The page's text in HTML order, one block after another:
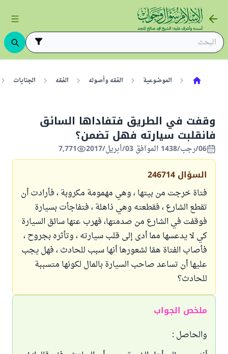
الموضوعية الفقه وأصوله الفقه الجنايات
وقفت في الطريق فتفاداها السائق
فانقلبت سيارته فهل تضمن؟
06/رجب/1438 الموافق 03/أبريل/2017 7,771
السؤال 246714
فتاة خرجت من بيتها ، وهي مهمومة مكروبة ، فأرادت أن
تقطع الشارع ، فقطعته وهي ذاهلة ، فتفاجأت بسيارة
فوقفت في الشارع من صدمتها، فهرب عنها سائق السيارة
كي لا يدعسها مما أدى إلى قلب سيارته ، وتأثره بجروح ،
فأصاب الفتاة همّا لشعورها أنها سبب للحادث ، فهل يجب
عليها أن تساعد صاحب السيارة بالمال لكونها متسببة
للحادث؟
ملخص الجواب
والحاصل :